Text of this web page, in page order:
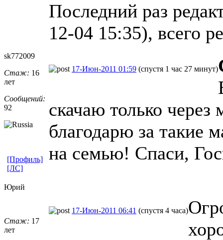
Последний раз
12-04 15:35), всего
sk772009
Стаж: 16
лет
Сообщений:
92
17-Июн-2011 01:59 (спустя 1 час 27 минут)
скачаю только
благодарю за такие
на семью! Спаси,
[Профиль]
[ЛС]
Юрий
Стаж: 17
лет
17-Июн-2011 06:41 (спустя 4 часа)